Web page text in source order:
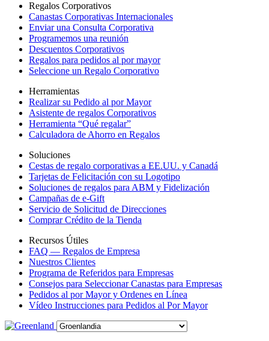
Regalos Corporativos
Canastas Corporativas Internacionales
Enviar una Consulta Corporativa
Programemos una reunión
Descuentos Corporativos
Regalos para pedidos al por mayor
Seleccione un Regalo Corporativo
Herramientas
Realizar su Pedido al por Mayor
Asistente de regalos Corporativos
Herramienta “Qué regalar”
Calculadora de Ahorro en Regalos
Soluciones
Cestas de regalo corporativas a EE.UU. y Canadá
Tarjetas de Felicitación con su Logotipo
Soluciones de regalos para ABM y Fidelización
Campañas de e-Gift
Servicio de Solicitud de Direcciones
Comprar Crédito de la Tienda
Recursos Útiles
FAQ — Regalos de Empresa
Nuestros Clientes
Programa de Referidos para Empresas
Consejos para Seleccionar Canastas para Empresas
Pedidos al por Mayor y Ordenes en Línea
Vídeo Instrucciones para Pedidos al Por Mayor